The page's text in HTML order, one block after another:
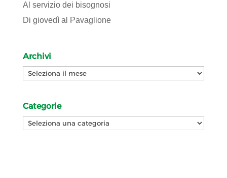
Al servizio dei bisognosi
Di giovedì al Pavaglione
Archivi
Archivi
Categorie
Categorie